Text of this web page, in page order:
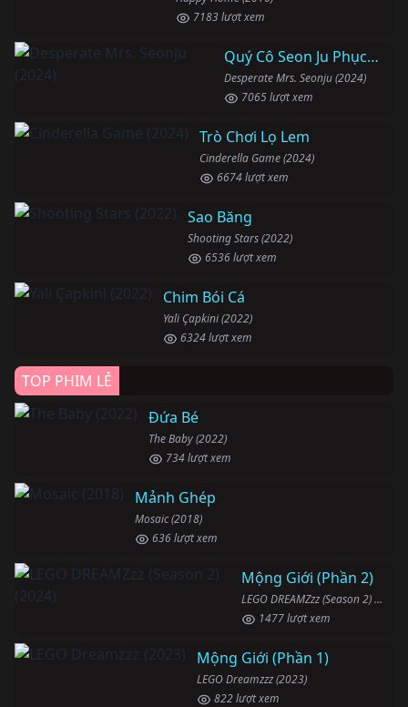
7183 lượt xem
Quý Cô Seon Ju Phục Thù
Desperate Mrs. Seonju (2024)
7065 lượt xem
Trò Chơi Lọ Lem
Cinderella Game (2024)
6674 lượt xem
Sao Băng
Shooting Stars (2022)
6536 lượt xem
Chim Bói Cá
Yali Çapkini (2022)
6324 lượt xem
TOP PHIM LẺ
Đứa Bé
The Baby (2022)
734 lượt xem
Mảnh Ghép
Mosaic (2018)
636 lượt xem
Mộng Giới (Phần 2)
LEGO DREAMZzz (Season 2) (2024)
1477 lượt xem
Mộng Giới (Phần 1)
LEGO Dreamzzz (2023)
822 lượt xem